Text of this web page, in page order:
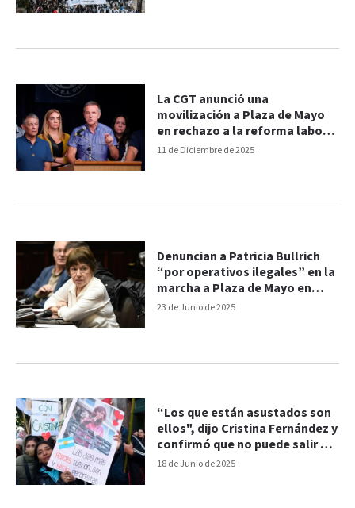
11 de Diciembre de 2025
La CGT anunció una
movilización a Plaza de Mayo
en rechazo a la reforma laboral
23 de Junio de 2025
Denuncian a Patricia Bullrich
“por operativos ilegales” en la
marcha a Plaza de Mayo en
apoyo a Cristina Kirchner
18 de Junio de 2025
“Los que están asustados son
ellos", dijo Cristina Fernández y
confirmó que no puede salir al
balcón